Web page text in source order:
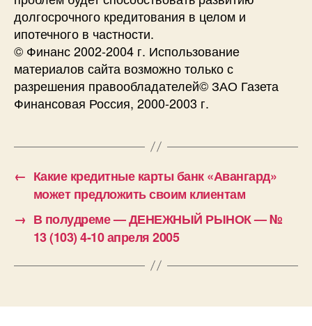
долгосрочного кредитования в целом и
ипотечного в частности.
© Финанс 2002-2004 г. Использование
материалов сайта возможно только с
разрешения правообладателей© ЗАО Газета
Финансовая Россия, 2000-2003 г.
← Какие кредитные карты банк «Авангард»
может предложить своим клиентам
→ В полудреме — ДЕНЕЖНЫЙ РЫНОК — №
13 (103) 4-10 апреля 2005